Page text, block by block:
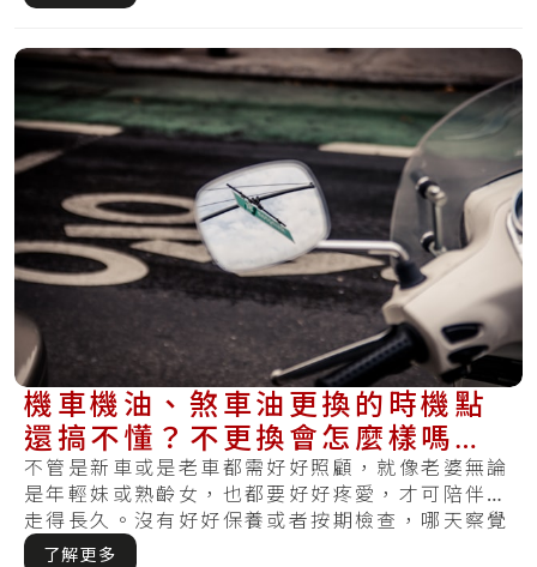
機車機油、煞車油更換的時機點
還搞不懂？不更換會怎麼樣嗎？
現在知道還不算晚～
不管是新車或是老車都需好好照顧，就像老婆無論
是年輕妹或熟齡女，也都要好好疼愛，才可陪伴你
走得長久。沒有好好保養或者按期檢查，哪天察覺
受損.....
了解更多